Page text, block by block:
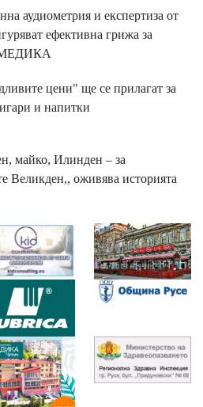
аудиометрия и експертиза от
ефективна грижа за
МЕДИКА
цени" ще се прилагат за
и напитки
майко, Илинден – за
Великден,, оживява историята